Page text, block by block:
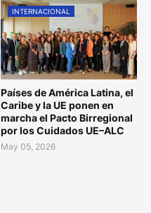
INTERNACIONAL
Países de América Latina, el
Caribe y la UE ponen en
marcha el Pacto Birregional
por los Cuidados UE–ALC
May 05, 2026